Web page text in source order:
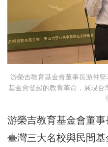
游榮吉教育基金會董事長游仲
基金會發起的教育革命，展現台
游榮吉教育基金會董
臺灣三大名校與民間基